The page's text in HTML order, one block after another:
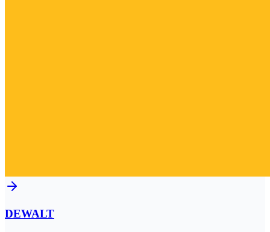
DEWALT